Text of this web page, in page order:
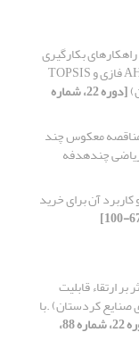
بکارگیری
لجستیک معکوس با استفاده از رویکرد ترکیبی AHP فازی و TOPSIS
[دوره 22، شماره
مناقصه معکوس چند
چندهدفه
آن برای خرید
ارتقاء قابلیت
صنایع کردستان) .با
[دوره 22، شماره 88،